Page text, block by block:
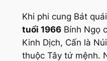
Khi phi cung Bát
tuổi 1966Bính Ngọ
Kinh Dịch, Cấn là
thuộc Tây tứ mệnh.